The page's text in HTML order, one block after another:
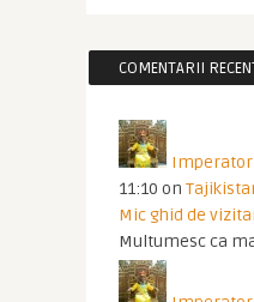
COMENTARII
Imperator
11:10 on
Mic ghid de
Multumesc ca